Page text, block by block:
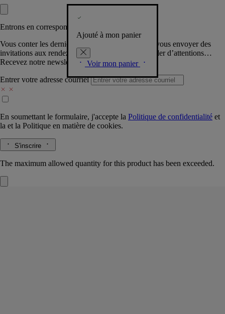
Ajouté à mon panier
Voir mon panier
Entrons en correspondance​
Vous conter les dernières créations de la Maison, vous envoyer des
invitations aux rendez-vous Diptyque, vous combler d’attentions…
Recevez notre newsletter.
Entrer votre adresse courriel
En soumettant le formulaire, j'accepte la Politique de confidentialité et
la et la Politique en matière de cookies.
S'inscrire
The maximum allowed quantity for this product has been exceeded.